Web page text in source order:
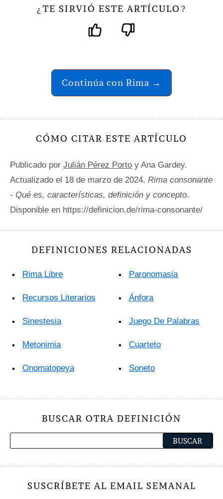
¿ TE SIRVIÓ ESTE ARTÍCULO ?
Continúa con Rima →
CÓMO CITAR ESTE ARTÍCULO
Publicado por Julián Pérez Porto y Ana Gardey.
Actualizado el 18 de marzo de 2024. Rima consonante
- Qué es, características, definición y concepto.
Disponible en https://definicion.de/rima-consonante/
DEFINICIONES RELACIONADAS
Rima Libre
Recursos Literarios
Sinestesia
Metonimia
Onomatopeya
Paronomasia
Ánfora
Juego De Palabras
Cuarteto
Soneto
BUSCAR OTRA DEFINICIÓN
SUSCRÍBETE AL EMAIL SEMANAL